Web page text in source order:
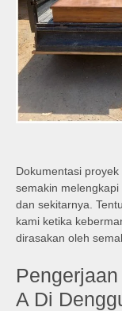
Dokumentasi
semakin
dan sekitarnya.
kami ketika
dirasakan oleh
A Di